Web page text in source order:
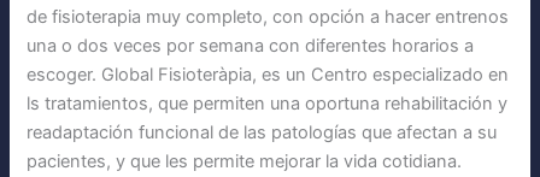
de fisioterapia muy completo, con opción a hacer entrenos
una o dos veces por semana con diferentes horarios a
escoger. Global Fisioteràpia, es un Centro especializado en
ls tratamientos, que permiten una oportuna rehabilitación y
readaptación funcional de las patologías que afectan a su
pacientes, y que les permite mejorar la vida cotidiana.